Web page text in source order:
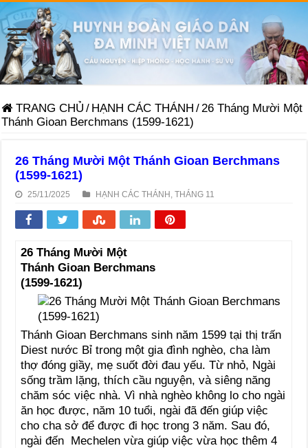
TRANG CHỦ / HẠNH CÁC THÁNH / 26 Tháng Mười Một
Thánh Gioan Berchmans (1599-1621)
26 Tháng Mười Một Thánh Gioan Berchmans
(1599-1621)
25/11/2025 HẠNH CÁC THÁNH ,THÁNG 11
26 Tháng Mười Một
Thánh Gioan Berchmans
(1599-1621)
Thánh Gioan Berchmans sinh năm 1599 tại thị trấn
Diest nước Bỉ trong một gia đình nghèo, cha làm
thợ đóng giầy, mẹ suốt đời đau yếu. Từ nhỏ, Ngài
sống trầm lặng, thích cầu nguyện, và siêng năng
chăm sóc việc nhà. Vì nhà nghèo không lo cho ngài
ăn học được, năm 10 tuổi, ngài đã đến giúp việc
cho cha sở để được đi học trong 3 năm. Sau đó,
ngài đến Mechelen vừa giúp việc vừa học thêm 4